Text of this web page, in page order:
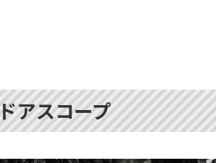
アスコープ